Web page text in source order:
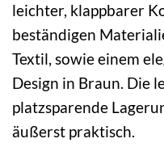
leichter, klappbarer
beständigen
Textil, sowie einem
Design in Braun. Die
platzsparende
äußerst praktisch.